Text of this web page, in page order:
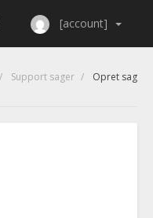
[account]
Support sager Opret sag